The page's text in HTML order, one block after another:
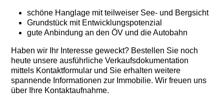
schöne Hanglage mit teilweiser See- und Bergsicht
Grundstück mit Entwicklungspotenzial
gute Anbindung an den ÖV und die Autobahn
Haben wir Ihr Interesse geweckt? Bestellen Sie noch
heute unsere ausführliche Verkaufsdokumentation
mittels Kontaktformular und Sie erhalten weitere
spannende Informationen zur Immobilie. Wir freuen uns
über Ihre Kontaktaufnahme.